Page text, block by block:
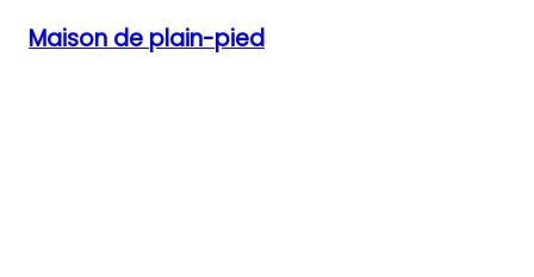
Maison de plain-pied